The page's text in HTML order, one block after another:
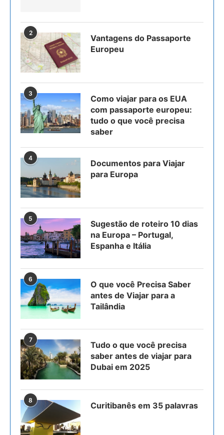
2
Vantagens do Passaporte
Europeu
3
Como viajar para os EUA
com passaporte europeu:
tudo o que você precisa
saber
4
Documentos para Viajar
para Europa
5
Sugestão de roteiro 10 dias
na Europa – Portugal,
Espanha e Itália
6
O que você Precisa Saber
antes de Viajar para a
Tailândia
7
Tudo o que você precisa
saber antes de viajar para
Dubai em 2025
8
Curitibanês em 35 palavras